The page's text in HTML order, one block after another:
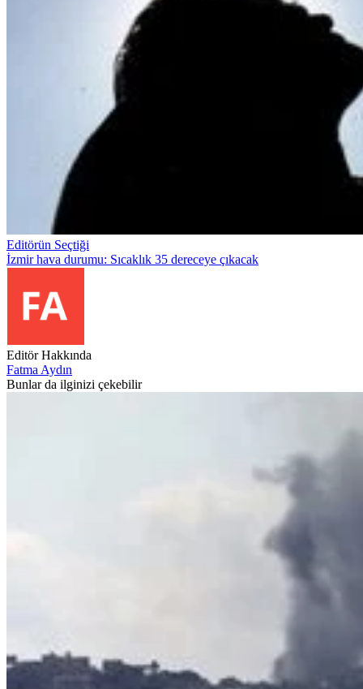
Editörün Seçtiği
İzmir hava durumu: Sıcaklık 35 dereceye çıkacak
Editör Hakkında
Fatma Aydın
Bunlar da ilginizi çekebilir